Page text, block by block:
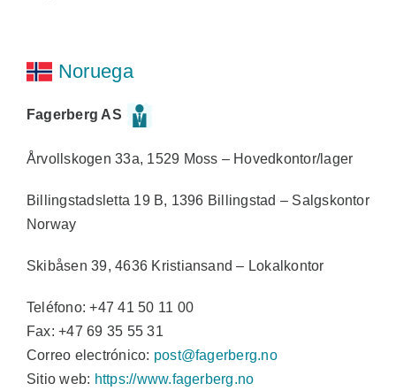
Noruega
Fagerberg AS
Årvollskogen 33a, 1529 Moss – Hovedkontor/lager
Billingstadsletta 19 B, 1396 Billingstad – Salgskontor
Norway
Skibåsen 39, 4636 Kristiansand – Lokalkontor
Teléfono: +47 41 50 11 00
Fax: +47 69 35 55 31
Correo electrónico: post@fagerberg.no
Sitio web: https://www.fagerberg.no